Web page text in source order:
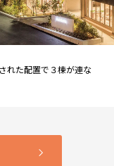
れた配置で３棟が連な